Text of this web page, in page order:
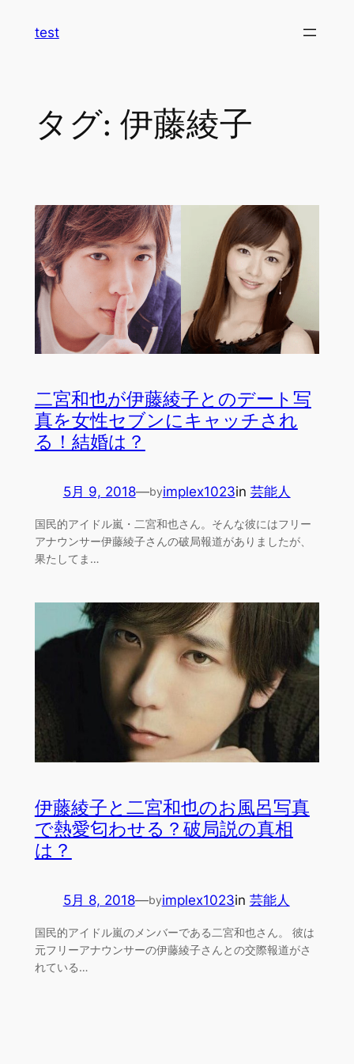
test
タグ: 伊藤綾子
二宮和也が伊藤綾子とのデート写
真を女性セブンにキャッチされ
る！結婚は？
5月 9, 2018—byimplex1023in 芸能人
国民的アイドル嵐・二宮和也さん。そんな彼にはフリー
アナウンサー伊藤綾子さんの破局報道がありましたが、
果たしてま…
伊藤綾子と二宮和也のお風呂写真
で熱愛匂わせる？破局説の真相
は？
5月 8, 2018—byimplex1023in 芸能人
国民的アイドル嵐のメンバーである二宮和也さん。 彼は
元フリーアナウンサーの伊藤綾子さんとの交際報道がさ
れている…